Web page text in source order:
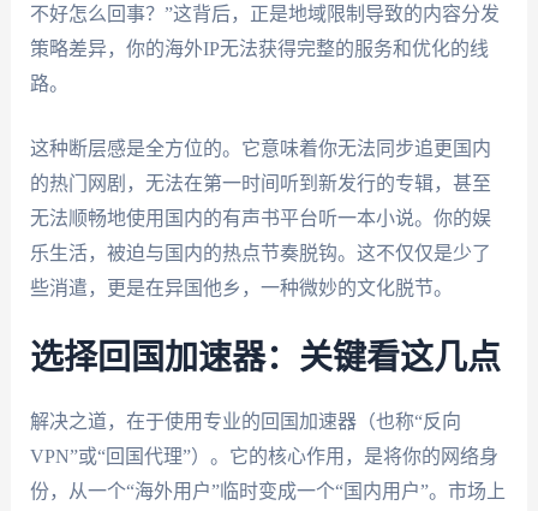
不好怎么回事？”这背后，正是地域限制导致的内容分发
策略差异，你的海外IP无法获得完整的服务和优化的线
路。
这种断层感是全方位的。它意味着你无法同步追更国内
的热门网剧，无法在第一时间听到新发行的专辑，甚至
无法顺畅地使用国内的有声书平台听一本小说。你的娱
乐生活，被迫与国内的热点节奏脱钩。这不仅仅是少了
些消遣，更是在异国他乡，一种微妙的文化脱节。
选择回国加速器：关键看这几点
解决之道，在于使用专业的回国加速器（也称“反向
VPN”或“回国代理”）。它的核心作用，是将你的网络身
份，从一个“海外用户”临时变成一个“国内用户”。市场上